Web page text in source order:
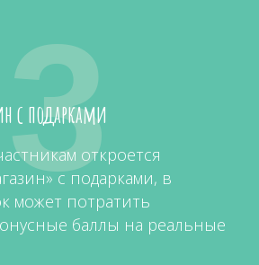
с подарками
откроется
с подарками, в
может потратить
баллы на реальные
3